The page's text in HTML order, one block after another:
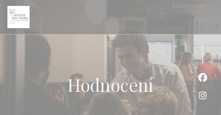
Panel pro správu cookies
Hodnocení